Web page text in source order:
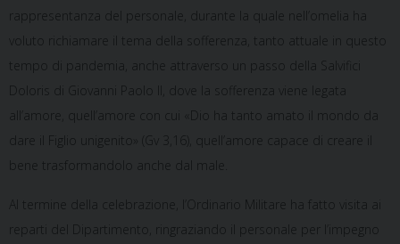
rappresentanza del personale, durante la quale nell’omelia ha
voluto richiamare il tema della sofferenza, tanto attuale in questo
tempo di pandemia, anche attraverso un passo della Salvifici
Doloris di Giovanni Paolo II, dove la sofferenza viene legata
all’amore, quell’amore con cui «Dio ha tanto amato il mondo da
dare il Figlio unigenito» (Gv 3,16), quell’amore capace di creare il
bene trasformandolo anche dal male.
Al termine della celebrazione, l’Ordinario Militare ha fatto visita ai
reparti del Dipartimento, ringraziando il personale per l’impegno